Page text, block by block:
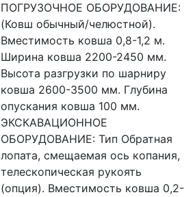
ПОГРУЗОЧНОЕ ОБОРУДОВАНИЕ:
(Ковш обычный/челюстной).
Вместимость ковша 0,8-1,2 м.
Ширина ковша 2200-2450 мм.
Высота разгрузки по шарниру
ковша 2600-3500 мм. Глубина
опускания ковша 100 мм.
ЭКСКАВАЦИОННОЕ
ОБОРУДОВАНИЕ: Тип Обратная
лопата, смещаемая ось копания,
телескопическая рукоять
(опция). Вместимость ковша 0,2-